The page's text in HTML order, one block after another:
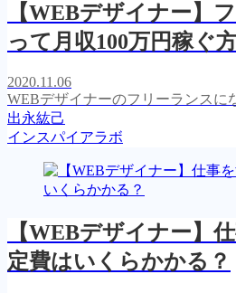
【WEBデザイナー】
って月収100万円稼ぐ
2020.11.06
WEBデザイナーのフリーランスに
出永紘己
インスパイアラボ
【WEBデザイナー】
定費はいくらかかる？